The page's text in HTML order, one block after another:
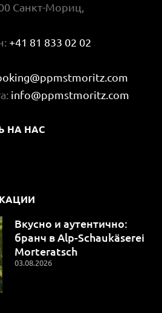
Санкт-Мориц,
+41 81 833 02 02
info@ppmstmoritz.com
НА НАС
Вкусно и аутентично:
бранч в Alp-Schaukäserei
Morteratsch
03.08.2026